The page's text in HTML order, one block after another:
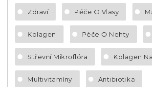
Zdraví Péče O Vlasy
Kolagen Péče O Nehty
Střevní Mikroflóra Kolagen
Multivitamíny Antibiotika